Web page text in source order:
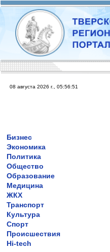
08 августа 2026 г., 05:56:51
Бизнес
Экономика
Политика
Общество
Образование
Медицина
ЖКХ
Транспорт
Культура
Спорт
Происшествия
Hi-tech